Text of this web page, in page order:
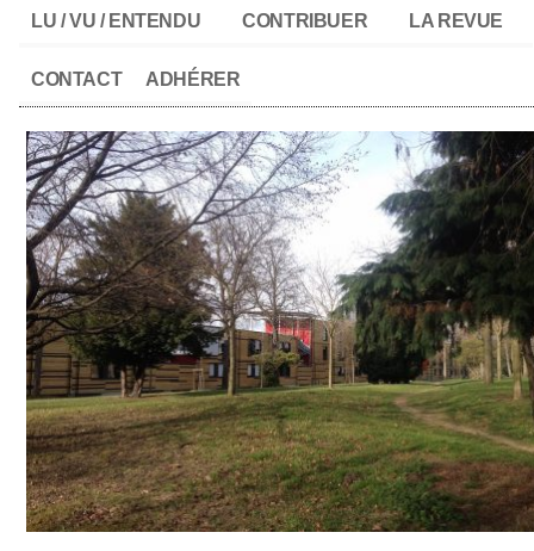
LU / VU / ENTENDU CONTRIBUER LA REVUE
CONTACT ADHÉRER